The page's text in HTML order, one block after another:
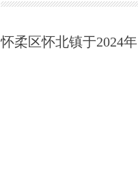
怀柔区怀北镇于2024年